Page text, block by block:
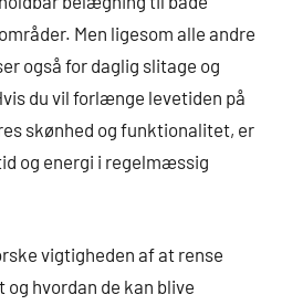
Men ligesom alle andre
også for daglig slitage og
du vil forlænge levetiden på
skønhed og funktionalitet, er
og energi i regelmæssig
vigtigheden af at rense
hvordan de kan blive